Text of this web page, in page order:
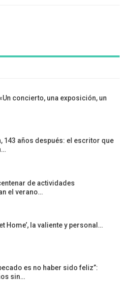
concierto, una exposición, un
143 años después: el escritor que
de actividades
el verano…
Home’, la valiente y personal…
es no haber sido feliz”:
sin…